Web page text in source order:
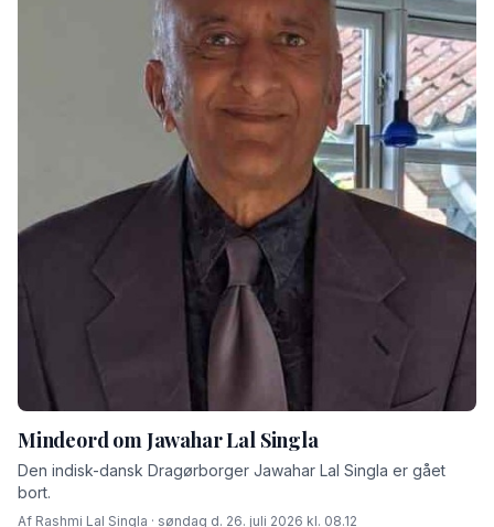
Mindeord om Jawahar Lal Singla
Den indisk-dansk Dragørborger Jawahar Lal Singla er gået
bort.
Af Rashmi Lal Singla · søndag d. 26. juli 2026 kl. 08.12